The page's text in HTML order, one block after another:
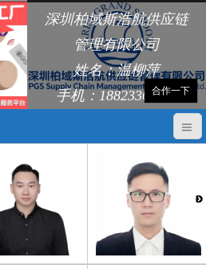
深圳柏域斯浩航供应链
管理有限公司
姓名：温柳萍
手机：18823368248
合作一下